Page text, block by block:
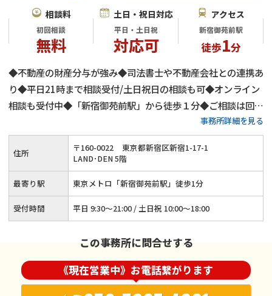
相談料
初回相談
無料
土日・祝日対応
平日・土日祝
対応可
アクセス
新宿御苑前駅
徒歩1分
◆不動産の財産分与が強み◆司法書士や不動産会社との連携あ
り◆平日21時まで相談受付/土日祝日の相談も可◆オンライン
相談も受付中◆「新宿御苑前駅」から徒歩１分◆ご相談は回数
問わず無料◆子の監護に関する相談実績多数◆高齢者の離婚相
談も承ります
事務所詳細を見る
住所 〒160-0022
東京都新宿区新宿1-17-1
LAND･DEN 5階
最寄り駅 東京メトロ「新宿御苑前駅」徒歩1分
受付時間 平日 9:30～21:00 / 土日祝 10:00～18:00
この事務所に問合せする
《現在営業中》お電話繋がります